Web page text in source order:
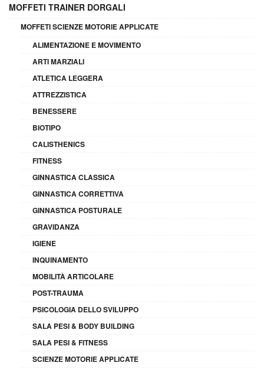
MOFFETI TRAINER DORGALI
MOFFETI SCIENZE MOTORIE APPLICATE
ALIMENTAZIONE E MOVIMENTO
ARTI MARZIALI
ATLETICA LEGGERA
ATTREZZISTICA
BENESSERE
BIOTIPO
CALISTHENICS
FITNESS
GINNASTICA CLASSICA
GINNASTICA CORRETTIVA
GINNASTICA POSTURALE
GRAVIDANZA
IGIENE
INQUINAMENTO
MOBILITÀ ARTICOLARE
POST-TRAUMA
PSICOLOGIA DELLO SVILUPPO
SALA PESI & BODY BUILDING
SALA PESI & FITNESS
SCIENZE MOTORIE APPLICATE